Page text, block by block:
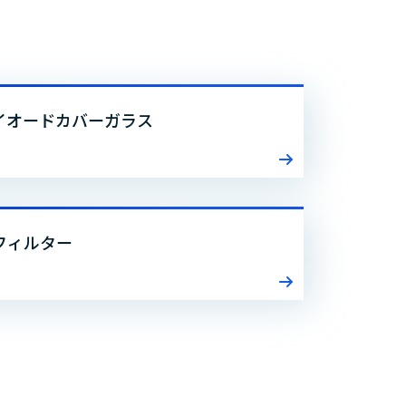
ードカバーガラス
ィルター